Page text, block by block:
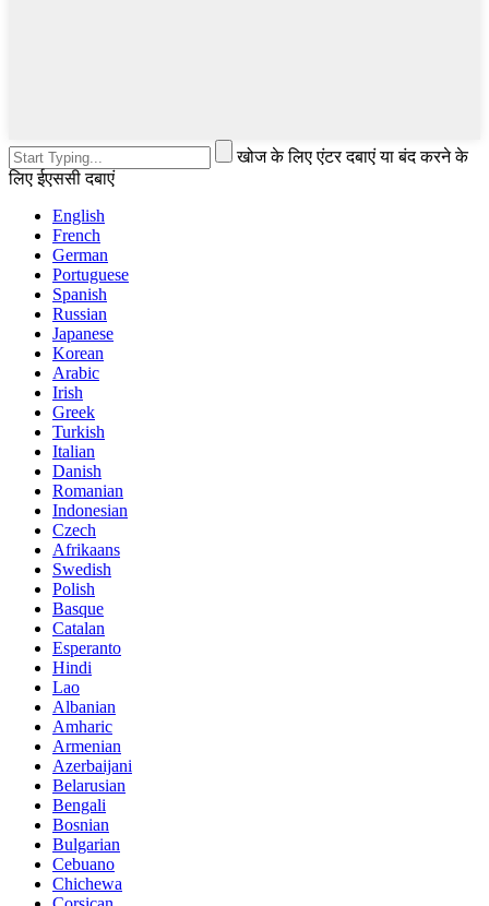
खोज के लिए एंटर दबाएं या बंद करने के
लिए ईएससी दबाएं
English
French
German
Portuguese
Spanish
Russian
Japanese
Korean
Arabic
Irish
Greek
Turkish
Italian
Danish
Romanian
Indonesian
Czech
Afrikaans
Swedish
Polish
Basque
Catalan
Esperanto
Hindi
Lao
Albanian
Amharic
Armenian
Azerbaijani
Belarusian
Bengali
Bosnian
Bulgarian
Cebuano
Chichewa